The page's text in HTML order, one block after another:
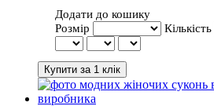
Додати до кошику
Розмір
Кількість